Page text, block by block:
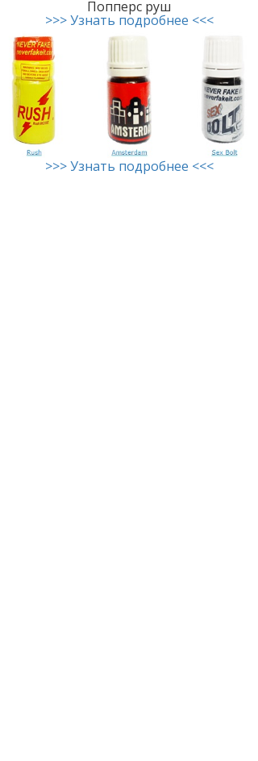
Попперс руш
>>> Узнать подробнее <<<
>>> Узнать подробнее <<<